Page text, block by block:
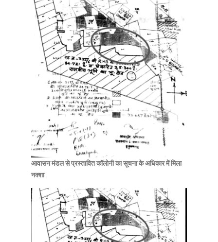
आवासन मंडल से प्रस्तावित कॉलोनी का सूचना के अधिकार में मिला
नक्शा